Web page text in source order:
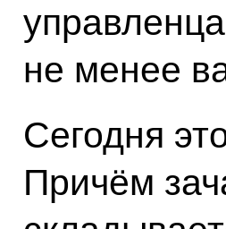
не менее
Сегодня
Причём